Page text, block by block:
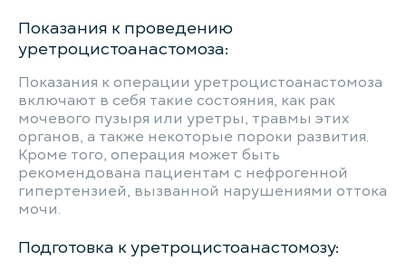
Показания к проведению
уретроцистоанастомоза:
Показания к операции уретроцистоанастомоза
включают в себя такие состояния, как рак
мочевого пузыря или уретры, травмы этих
органов, а также некоторые пороки развития.
Кроме того, операция может быть
рекомендована пациентам с нефрогенной
гипертензией, вызванной нарушениями оттока
мочи.
Подготовка к уретроцистоанастомозу: